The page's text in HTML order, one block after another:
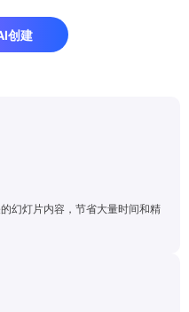
创建
幻灯片内容，节省大量时间和精